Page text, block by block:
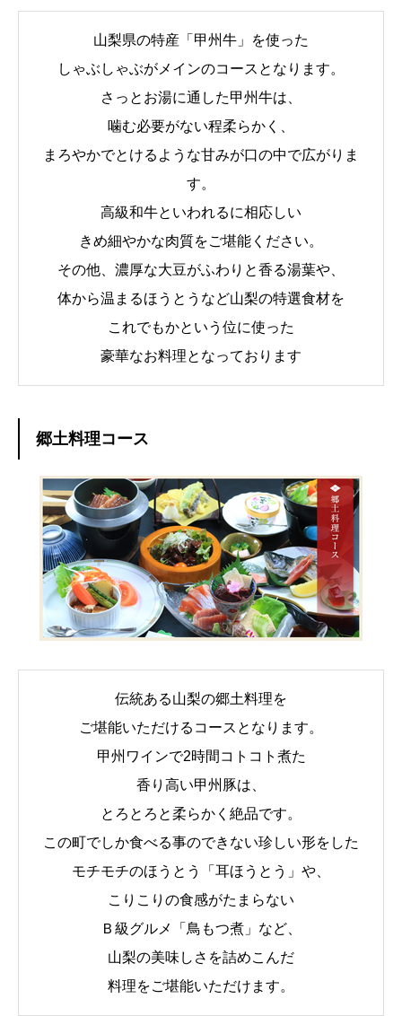
山梨県の特産「甲州牛」を使った
しゃぶしゃぶがメインのコースとなります。
さっとお湯に通した甲州牛は、
噛む必要がない程柔らかく、
まろやかでとけるような甘みが口の中で広がりま
す。
高級和牛といわれるに相応しい
きめ細やかな肉質をご堪能ください。
その他、濃厚な大豆がふわりと香る湯葉や、
体から温まるほうとうなど山梨の特選食材を
これでもかという位に使った
豪華なお料理となっております
郷土料理コース
伝統ある山梨の郷土料理を
ご堪能いただけるコースとなります。
甲州ワインで2時間コトコト煮た
香り高い甲州豚は、
とろとろと柔らかく絶品です。
この町でしか食べる事のできない珍しい形をした
モチモチのほうとう「耳ほうとう」や、
こりこりの食感がたまらない
Ｂ級グルメ「鳥もつ煮」など、
山梨の美味しさを詰めこんだ
料理をご堪能いただけます。